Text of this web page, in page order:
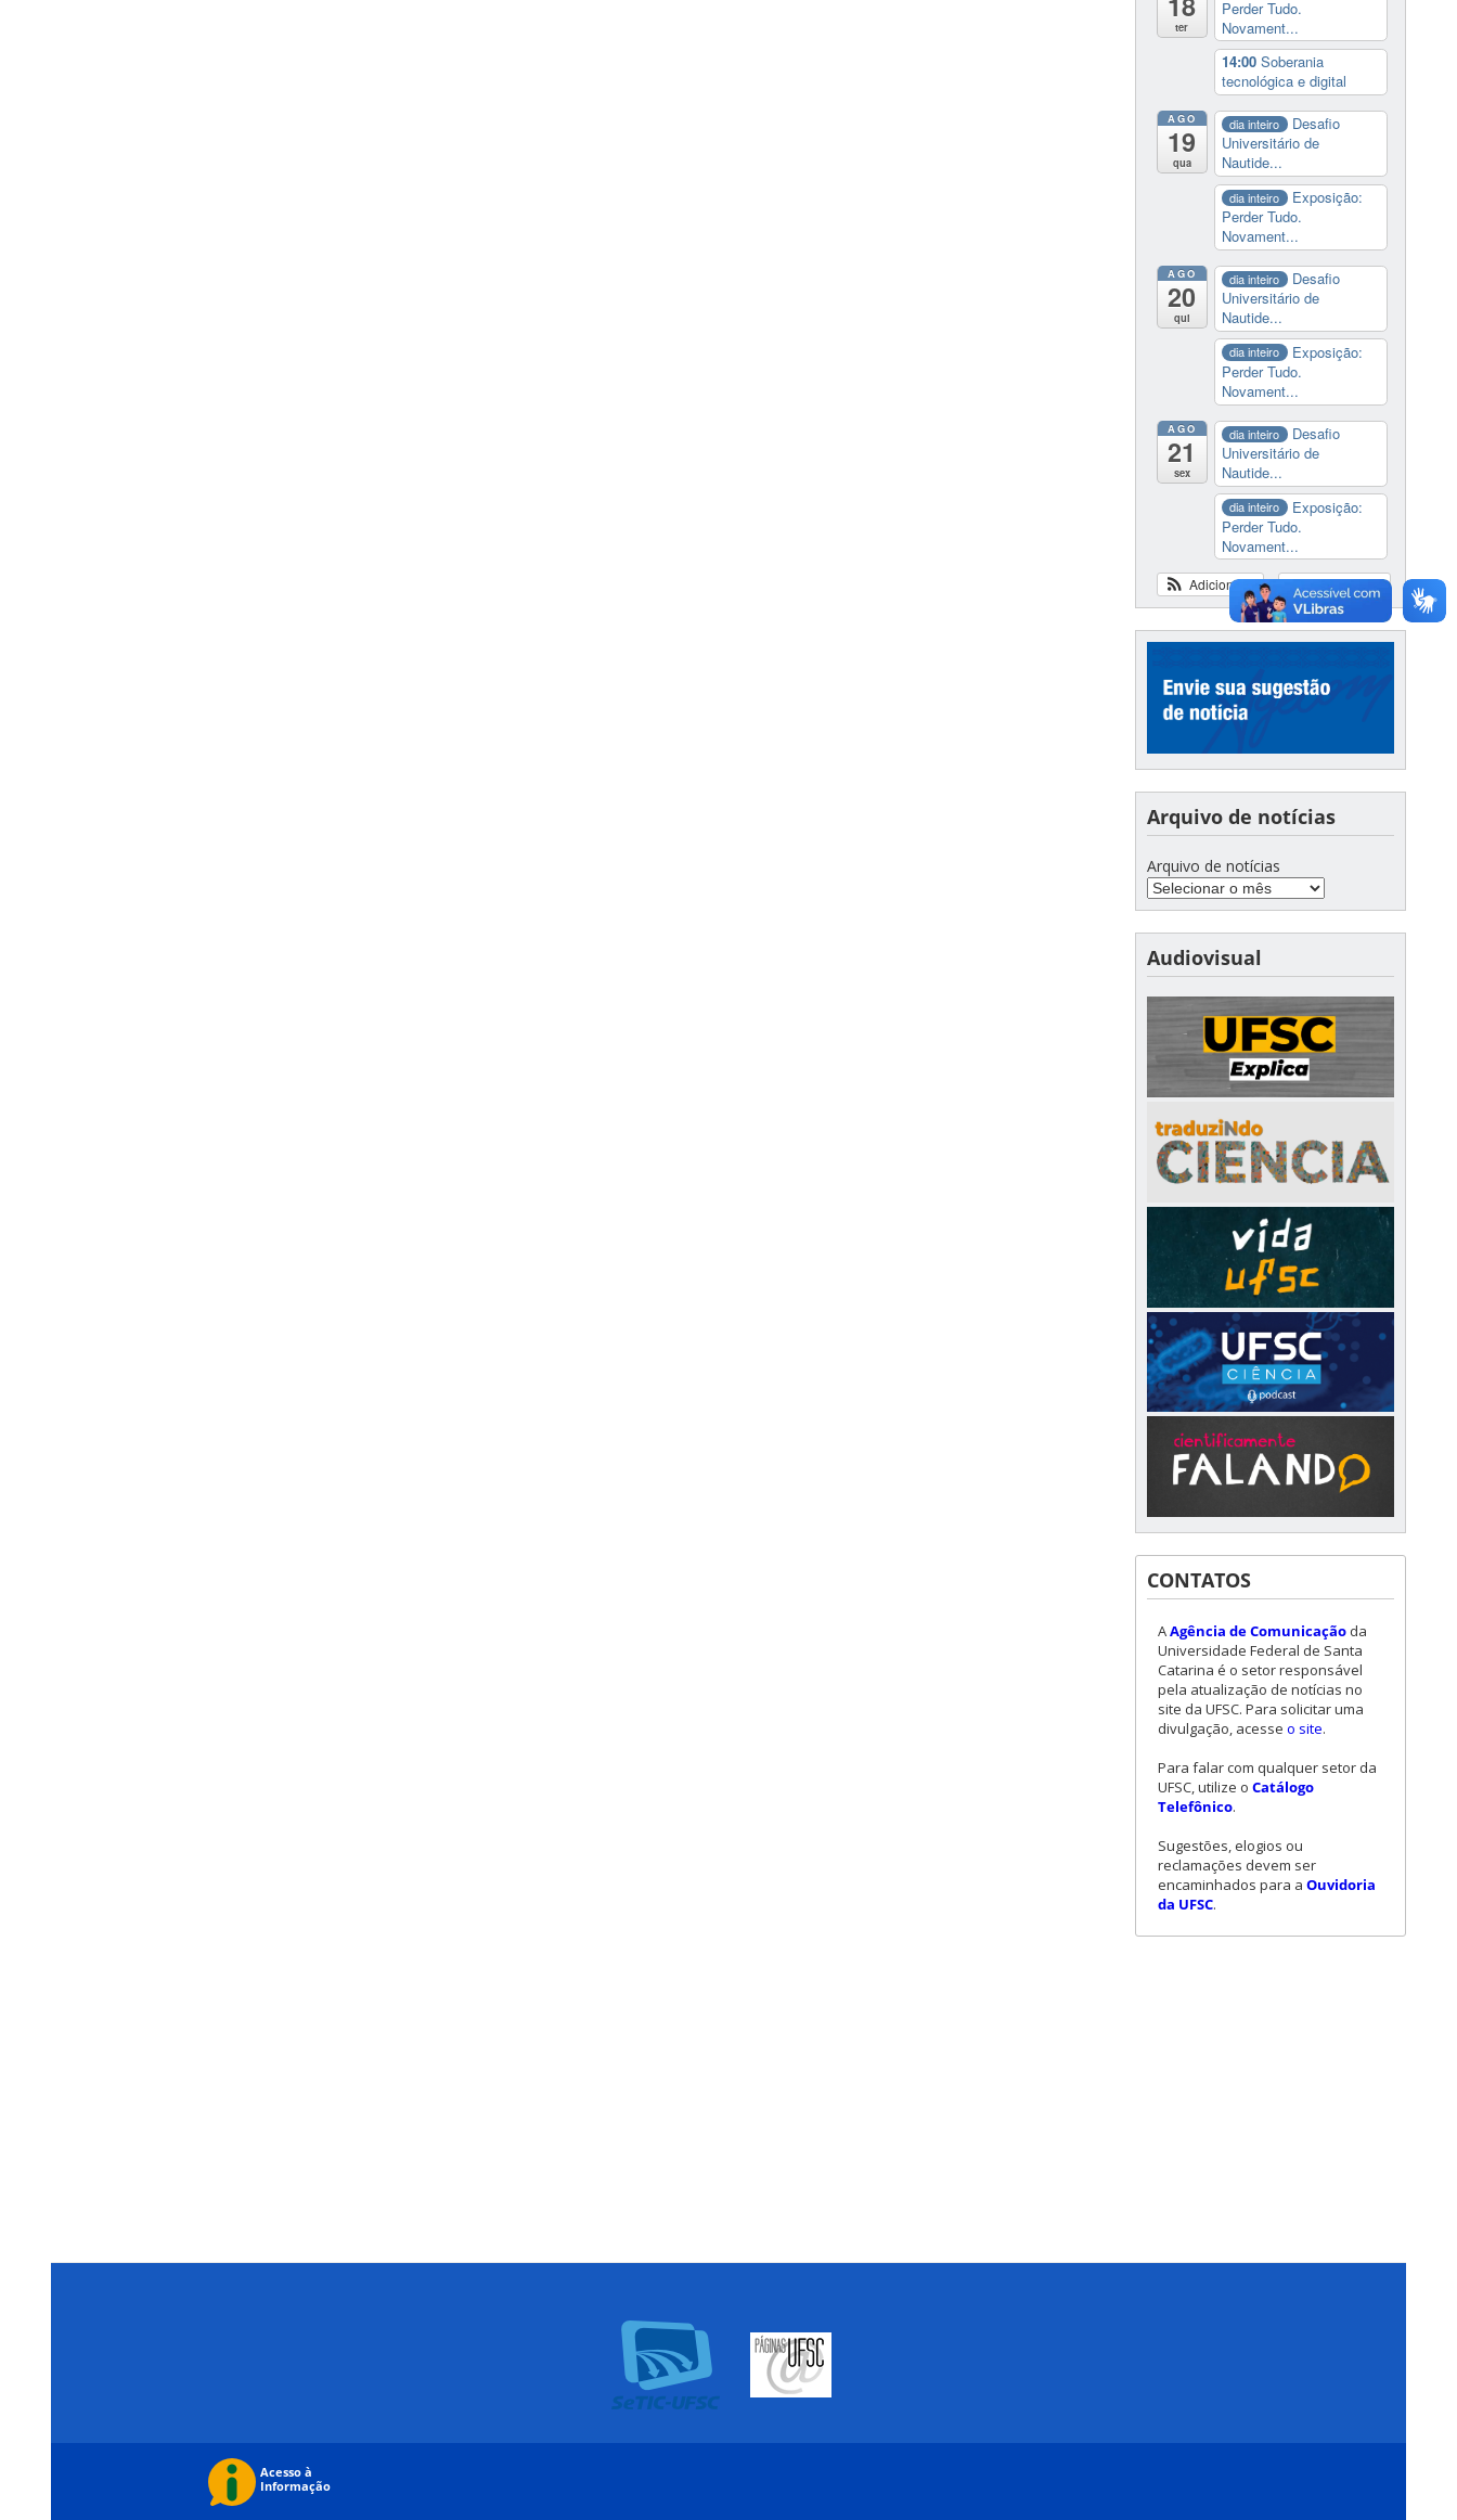
ter
Perder Tudo.
Novament...
14:00 Soberania
tecnológica e digital
AGO
19
qua
dia inteiro
Desafio
Universitário de
Nautide...
dia inteiro
Exposição:
Perder Tudo.
Novament...
AGO
20
qui
dia inteiro
Desafio
Universitário de
Nautide...
dia inteiro
Exposição:
Perder Tudo.
Novament...
AGO
21
sex
dia inteiro
Desafio
Universitário de
Nautide...
dia inteiro
Exposição:
Perder Tudo.
Novament...
Ver calendário
Adicionar
Arquivo de notícias
Arquivo de notícias
Audiovisual
CONTATOS
AAgência de Comunicação da
Universidade Federal de Santa
Catarina é o setor responsável
pela atualização de notícias no
site da UFSC. Para solicitar uma
divulgação, acesse o site.
Para falar com qualquer setor da
UFSC, utilize o Catálogo
Telefônico.
Sugestões, elogios ou
reclamações devem ser
encaminhados para a Ouvidoria
da UFSC.